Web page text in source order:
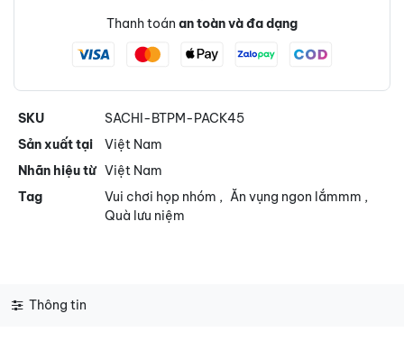
Thanh toán an toàn và đa dạng
SKU
SACHI-BTPM-PACK45
Sản xuất tại
Việt Nam
Nhãn hiệu từ Việt Nam
Tag
Vui chơi họp nhóm , Ăn vụng ngon lắmmm ,
Quà lưu niệm
Thông tin